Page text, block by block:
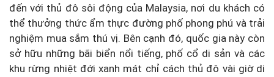
đến với thủ đô sôi động của Malaysia, nơi du khách có
thể thưởng thức ẩm thực đường phố phong phú và trải
nghiệm mua sắm thú vị. Bên cạnh đó, quốc gia này còn
sở hữu những bãi biển nổi tiếng, phố cổ di sản và các
khu rừng nhiệt đới xanh mát chỉ cách thủ đô vài giờ di